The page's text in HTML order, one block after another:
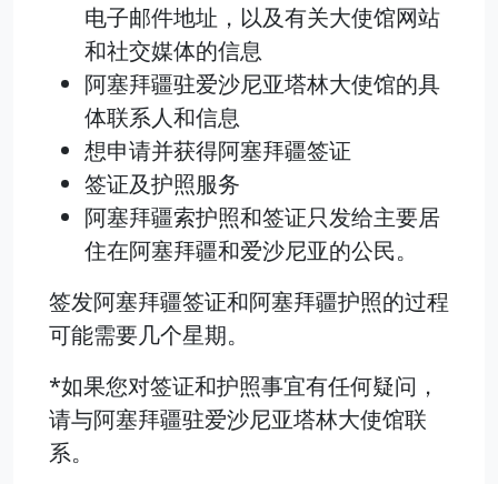
电子邮件地址，以及有关大使馆网站
和社交媒体的信息
阿塞拜疆驻爱沙尼亚塔林大使馆的具
体联系人和信息
想申请并获得阿塞拜疆签证
签证及护照服务
阿塞拜疆索护照和签证只发给主要居
住在阿塞拜疆和爱沙尼亚的公民。
签发阿塞拜疆签证和阿塞拜疆护照的过程
可能需要几个星期。
*如果您对签证和护照事宜有任何疑问，
请与阿塞拜疆驻爱沙尼亚塔林大使馆联
系。